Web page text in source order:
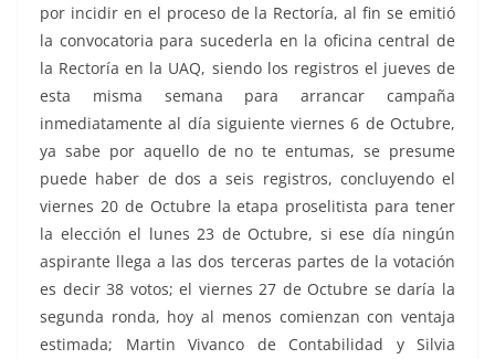
por incidir en el proceso de la Rectoría, al fin se emitió
la convocatoria para sucederla en la oficina central de
la Rectoría en la UAQ, siendo los registros el jueves de
esta misma semana para arrancar campaña
inmediatamente al día siguiente viernes 6 de Octubre,
ya sabe por aquello de no te entumas, se presume
puede haber de dos a seis registros, concluyendo el
viernes 20 de Octubre la etapa proselitista para tener
la elección el lunes 23 de Octubre, si ese día ningún
aspirante llega a las dos terceras partes de la votación
es decir 38 votos; el viernes 27 de Octubre se daría la
segunda ronda, hoy al menos comienzan con ventaja
estimada; Martin Vivanco de Contabilidad y Silvia